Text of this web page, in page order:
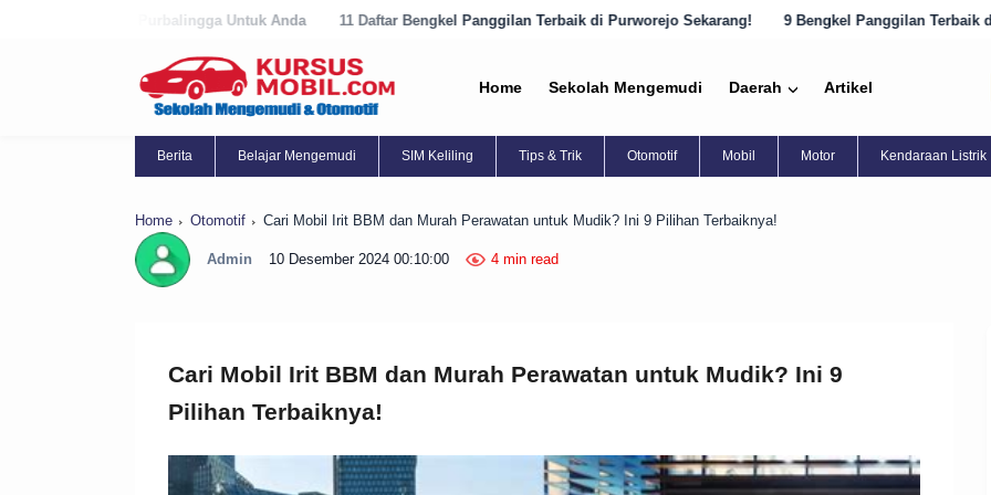
11 Daftar Bengkel Panggilan Terbaik di Purworejo Sekarang! 9 Bengkel Panggilan Terbaik di Semarang yang Harus
Home Sekolah Mengemudi Daerah Artikel
Berita Belajar Mengemudi SIM Keliling Tips & Trik Otomotif Mobil Motor Kendaraan Listrik
Home Otomotif Cari Mobil Irit BBM dan Murah Perawatan untuk Mudik? Ini 9 Pilihan Terbaiknya!
Admin 10 Desember 2024 00:10:00 4 min read
Cari Mobil Irit BBM dan Murah Perawatan untuk Mudik? Ini 9
Pilihan Terbaiknya!